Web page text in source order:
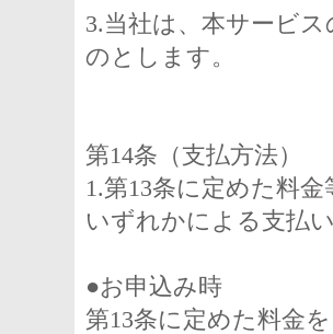
3.当社は、本サービ
のとします。
第14条（支払方法）
1.第13条に定めた料
いずれかによる支払
●お申込み時
第13条に定めた料金